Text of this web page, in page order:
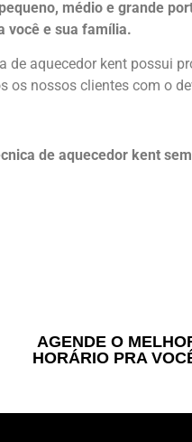
médio e grande
você e sua família.
de aquecedor kent possui
nossos clientes com o
de aquecedor kent
AGENDE O
HORÁRIO PRA